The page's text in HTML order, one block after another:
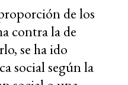
de los
contra la de
se ha ido
social según la